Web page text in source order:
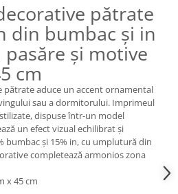
pătrate
din bumbac și in
și motive
cm
pătrate aduce un accent ornamental
sau a dormitorului. Imprimeul
dispuse într-un model
un efect vizual echilibrat și
bumbac și 15% in, cu umplutură din
completează armonios zona
x 45 cm